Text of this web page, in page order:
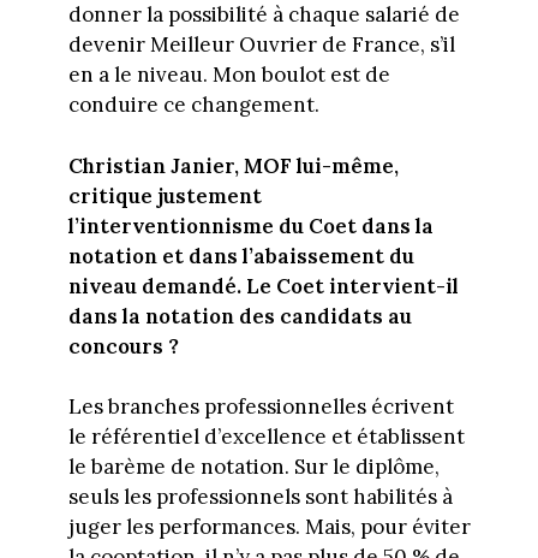
donner la possibilité à chaque salarié de
devenir Meilleur Ouvrier de France, s’il
en a le niveau. Mon boulot est de
conduire ce changement.
Christian Janier, MOF lui-même,
critique justement
l’interventionnisme du Coet dans la
notation et dans l’abaissement du
niveau demandé. Le Coet intervient-il
dans la notation des candidats au
concours ?
Les branches professionnelles écrivent
le référentiel d’excellence et établissent
le barème de notation. Sur le diplôme,
seuls les professionnels sont habilités à
juger les performances. Mais, pour éviter